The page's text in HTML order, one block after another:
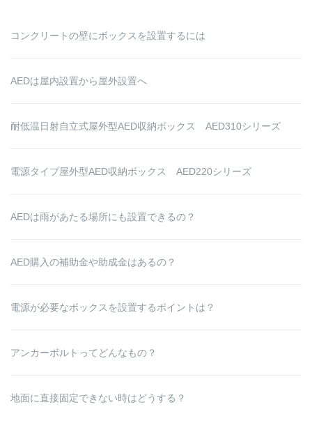
コンクリートの壁にボックスを設置するには
AEDは屋内設置から屋外設置へ
耐低温日射自立式屋外型AED収納ボックス AED310シリーズ
電源タイプ屋外型AED収納ボックス AED220シリーズ
AEDは雨があたる場所にも設置できるの？
AED購入の補助金や助成金はあるの？
電源が必要なボックスを設置するポイントは？
アンカーボルトってどんなもの？
地面に直接固定できない時はどうする？